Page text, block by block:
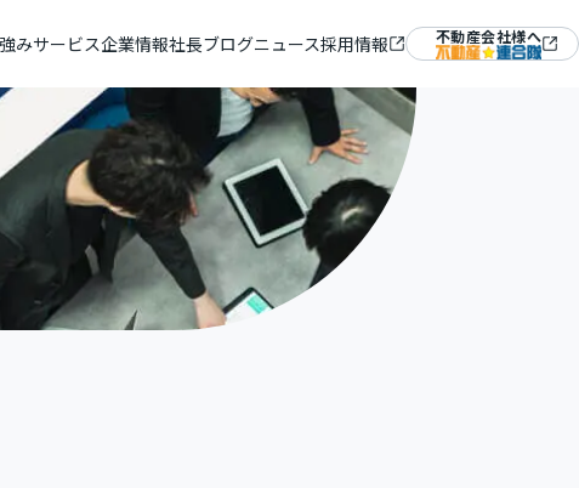
みサービス
テム『ラルズマネージャー』
企業情報
パス＆ミッション
社長ブログニュース採用情報 不動産会社様へ